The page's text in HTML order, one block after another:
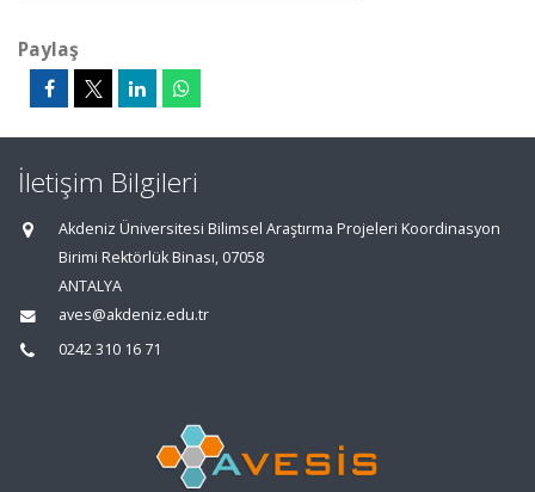
Paylaş
İletişim Bilgileri
Akdeniz Üniversitesi Bilimsel Araştırma Projeleri Koordinasyon
Birimi Rektörlük Binası, 07058
ANTALYA
aves@akdeniz.edu.tr
0242 310 16 71